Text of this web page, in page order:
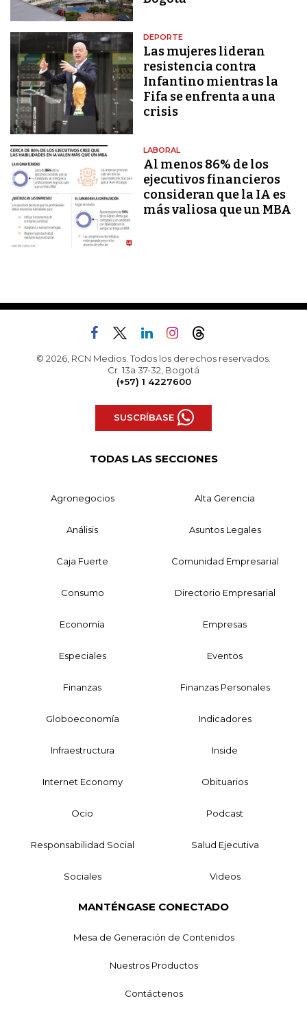
DEPORTE
Las mujeres lideran
resistencia contra
Infantino mientras la
Fifa se enfrenta a una
crisis
LABORAL
Al menos 86% de los
ejecutivos financieros
consideran que la IA es
más valiosa que un MBA
© 2026, RCN Medios. Todos los derechos reservados.
Cr. 13a 37-32, Bogotá
(+57) 1 4227600
SUSCRÍBASE
TODAS LAS SECCIONES
Agronegocios Alta Gerencia
Análisis Asuntos Legales
Caja Fuerte Comunidad Empresarial
Consumo Directorio Empresarial
Economía Empresas
Especiales Eventos
Finanzas Finanzas Personales
Globoeconomía Indicadores
Infraestructura Inside
Internet Economy Obituarios
Ocio Podcast
Responsabilidad Social Salud Ejecutiva
Sociales Videos
MANTÉNGASE CONECTADO
Mesa de Generación de Contenidos
Nuestros Productos
Contáctenos